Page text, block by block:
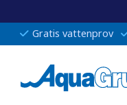
Gratis vattenprov